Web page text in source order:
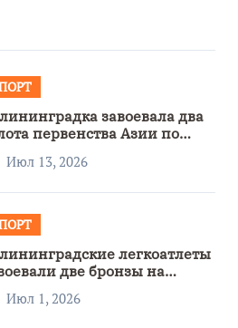
завоевала два
первенства Азии по
ножа
Июл 13, 2026
легкоатлеты
две бронзы на
России
Июл 1, 2026